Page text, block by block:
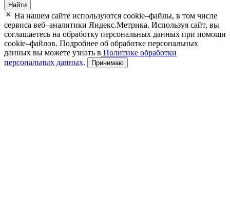
Найти
На нашем сайте используются cookie–файлы, в том числе
сервиса веб–аналитики Яндекс.Метрика. Используя сайт, вы
соглашаетесь на обработку персональных данных при помощи
cookie–файлов. Подробнее об обработке персональных
данных вы можете узнать в Политике обработки
персональных данных. Принимаю